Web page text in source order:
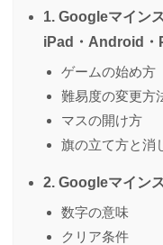
1. Googleマイン
iPad・Android・
ゲームの始め方
難易度の変更方
マスの開け方
旗の立て方と消
2. Googleマイン
数字の意味
クリア条件